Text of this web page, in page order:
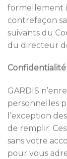
formellement
contrefaçon
suivants du
du directeur
GARDIS
personnelles
l’exception
de remplir.
sans votre
pour vous